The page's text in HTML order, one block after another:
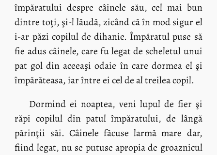
împăratului despre câinele său, cel mai bun
dintre toţi, şi-l lăudă, zicând că în mod sigur el
i-ar păzi copilul de dihanie. Împăratul puse să
fie adus câinele, care fu legat de scheletul unui
pat gol din aceeaşi odaie în care dormea el şi
împărăteasa, iar între ei cel de al treilea copil.
Dormind ei noaptea, veni lupul de fier şi
răpi copilul din patul împăratului, de lângă
părinţii săi. Câinele făcuse larmă mare dar,
fiind legat, nu se putuse apropia de groaznicul